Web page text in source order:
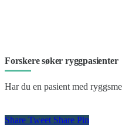
Forskere søker ryggpasienter
Har du en pasient med
Share Tweet Share Pin